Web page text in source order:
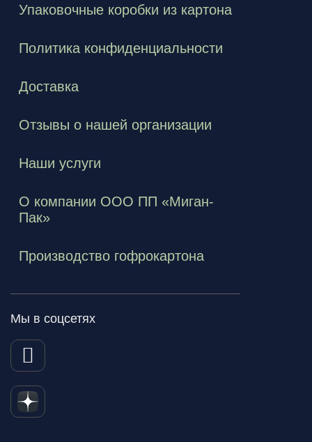
Упаковочные коробки из картона
Политика конфиденциальности
Доставка
Отзывы о нашей организации
Наши услуги
О компании ООО ПП «Миган-
Пак»
Производство гофрокартона
Мы в соцсетях